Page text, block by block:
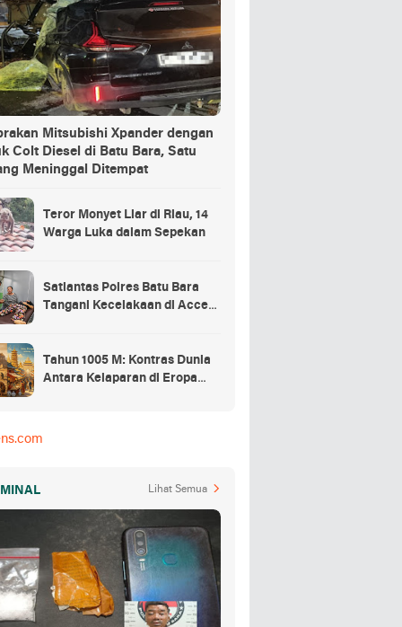
Mitsubishi Xpander dengan
Colt Diesel di Batu Bara, Satu
Meninggal Ditempat
Teror Monyet Liar di Riau, 14
Warga Luka dalam Sepekan
Satlantas Polres Batu Bara
Tangani Kecelakaan di Access
Tahun 1005 M: Kontras Dunia
Antara Kelaparan di Eropa
Lihat Semua